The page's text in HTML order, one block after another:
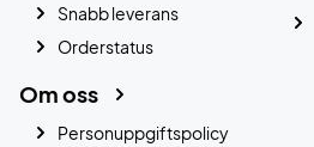
Snabb leverans
Orderstatus
Om oss
Personuppgiftspolicy